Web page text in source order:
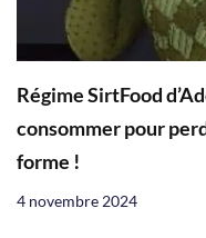
Régime SirtFood
consommer pour
forme !
4 novembre 2024